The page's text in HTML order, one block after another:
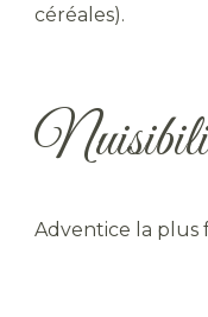
céréales).
Adventice la plus